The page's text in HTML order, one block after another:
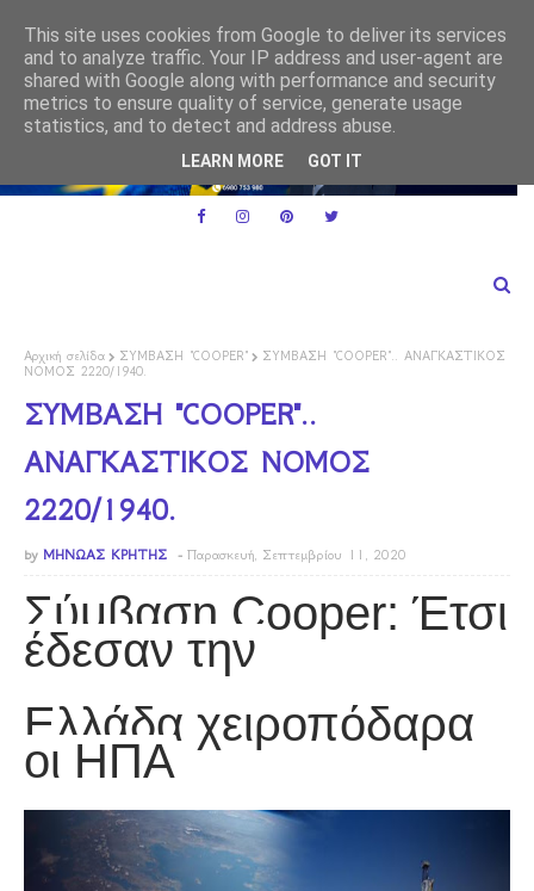
Ε.Ε. και ειδικό καθεστώς ΦΠΑ για τις μικρές επιχειρήσεις
Αρχική σελίδα ΣΥΜΒΑΣΗ "COOPER"
ΣΥΜΒΑΣΗ "COOPER".. ΑΝΑΓΚΑΣΤΙΚΟΣ
ΝΟΜΟΣ 2220/1940.
ΣΥΜΒΑΣΗ "COOPER"..
ΑΝΑΓΚΑΣΤΙΚΟΣ ΝΟΜΟΣ
2220/1940.
by ΜΗΝΩΑΣ ΚΡΗΤΗΣ Παρασκευή, Σεπτεμβρίου 11, 2020
Σύμβαση Cooper: Έτσι
έδεσαν την
Ελλάδα χειροπόδαρα
οι ΗΠΑ
This site uses cookies from Google to deliver its services
and to analyze traffic. Your IP address and user-agent are
shared with Google along with performance and security
metrics to ensure quality of service, generate usage
statistics, and to detect and address abuse.
LEARN MORE GOT IT